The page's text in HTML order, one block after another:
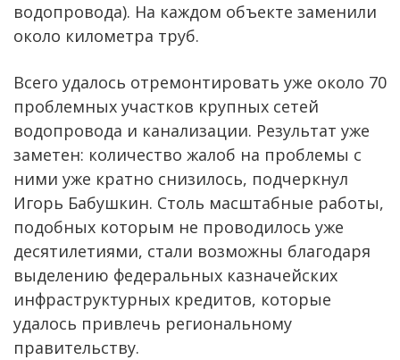
водопровода). На каждом объекте заменили
около километра труб.
Всего удалось отремонтировать уже около 70
проблемных участков крупных сетей
водопровода и канализации. Результат уже
заметен: количество жалоб на проблемы с
ними уже кратно снизилось, подчеркнул
Игорь Бабушкин. Столь масштабные работы,
подобных которым не проводилось уже
десятилетиями, стали возможны благодаря
выделению федеральных казначейских
инфраструктурных кредитов, которые
удалось привлечь региональному
правительству.